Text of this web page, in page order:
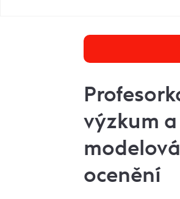
výzkum
ocenění